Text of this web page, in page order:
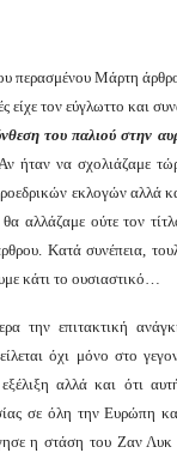
περασμένου Μάρτη άρθρο
είχε τον εύγλωττο και
του παλιού στην
ήταν να σχολιάζαμε
εκλογών αλλά και
αλλάζαμε ούτε τον
Κατά συνέπεια,
κάτι το ουσιαστικό…
την επιτακτική
όχι μόνο στο
αλλά και ότι
σε όλη την Ευρώπη
η στάση του Ζαν Λυκ